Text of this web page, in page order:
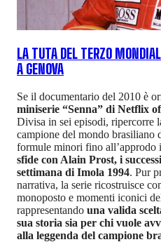
LA TUTA DEL TERZO
A GENOVA
Se il documentario del 2010 è
miniserie “Senna” di Netflix
Divisa in sei episodi, ripercorre
campione del mondo brasiliano
formule minori fino all’approdo
sfide con Alain Prost, i
settimana di Imola 1994. Pur
narrativa, la serie ricostruisce
monoposto e momenti iconici
rappresentando una valida
sua storia sia per chi vuole
alla leggenda del campione